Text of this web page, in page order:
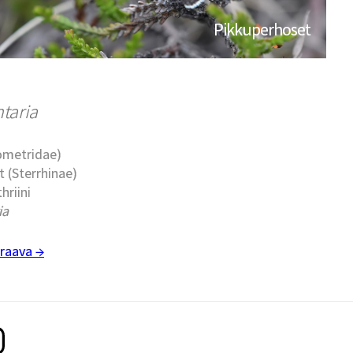
Pikkuperhoset
→